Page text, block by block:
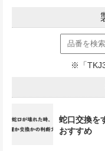
※「
蛇口交換を
おすすめ